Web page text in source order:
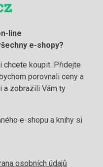
line
e-shopy?
chcete koupit. Přidejte
porovnali ceny a
a zobrazili Vám ty
e-shopu a knihy si
osobních údajů